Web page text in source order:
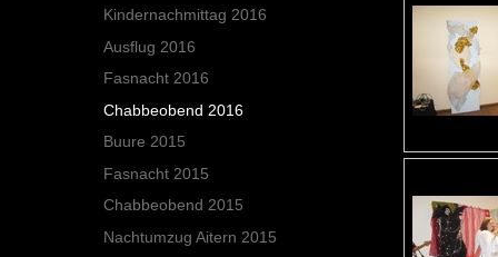
Kindernachmittag 2016
Ausflug 2016
Fasnacht 2016
Chabbeobend 2016
Buure 2015
Fasnacht 2015
Chabbeobend 2015
Nachtumzug Aitern 2015